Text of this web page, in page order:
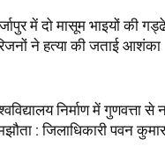
में दो मासूम भाइयों की
ने हत्या की जताई आशंका
निर्माण में गुणवत्ता से
: जिलाधिकारी पवन